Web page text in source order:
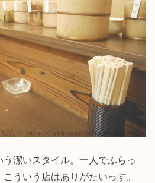
潔いスタイル。一人でふらっ
ういう店はありがたいっす。